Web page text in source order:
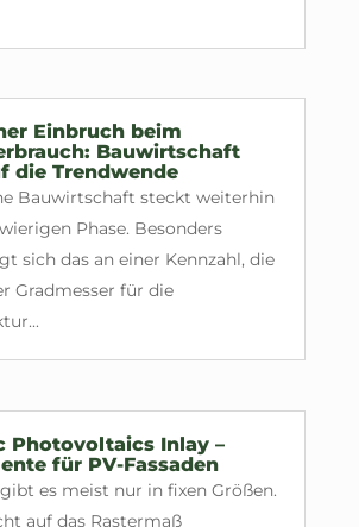
Einbruch beim
Bauwirtschaft
die Trendwende
Bauwirtschaft steckt weiterhin
Phase. Besonders
sich das an einer Kennzahl, die
Gradmesser für die
Photovoltaics Inlay –
für PV-Fassaden
es meist nur in fixen Größen.
auf das Rastermaß